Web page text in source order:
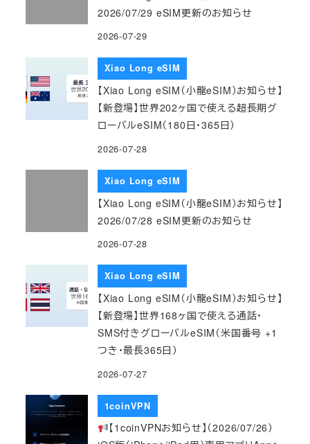
2026/07/29 eSIM更新のお知らせ
2026-07-29
Xiao Long eSIM
【Xiao Long eSIM（小龍eSIM）お知らせ】
【新登場】世界202ヶ国で使える超長期グ
ローバルeSIM（180日・365日）
2026-07-28
Xiao Long eSIM
【Xiao Long eSIM（小龍eSIM）お知らせ】
2026/07/28 eSIM更新のお知らせ
2026-07-28
Xiao Long eSIM
【Xiao Long eSIM（小龍eSIM）お知らせ】
【新登場】世界168ヶ国で使える通話・
SMS付きグローバルeSIM（米国番号 +1
つき・最長365日）
2026-07-27
1coinVPN
【1coinVPNお知らせ】（2026/07/26）